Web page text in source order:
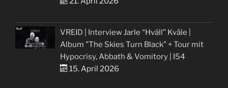
VREID | Interview Jarle “Hváll” Kvåle |
Album "The Skies Turn Black" + Tour mit
Hypocrisy, Abbath & Vomitory | I54
15. April 2026